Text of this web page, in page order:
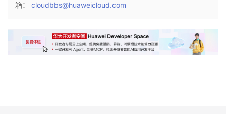
箱： cloudbbs@huaweicloud.com